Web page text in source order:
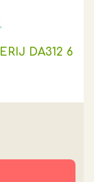
DA312 6